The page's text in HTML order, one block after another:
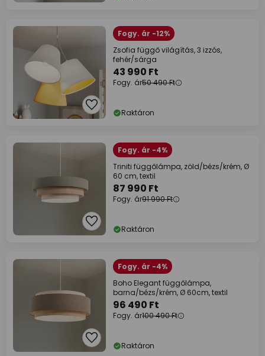
Fogy. ár -12%
Zsofia függő világítás, 3 izzós,
fehér/sárga
43 990 Ft
Fogy. ár50 490 Ft
Raktáron
Fogy. ár -4%
Triniti függőlámpa, zöld/bézs/krém, Ø
60 cm, textil
87 990 Ft
Fogy. ár91 990 Ft
Raktáron
Fogy. ár -4%
Boho Elegant függőlámpa,
barna/bézs/krém, Ø 60cm, textil
96 490 Ft
Fogy. ár100 490 Ft
Raktáron